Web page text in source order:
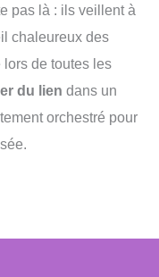
pas là : ils veillent à
chaleureux des
lors de toutes les
du lien dans un
orchestré pour